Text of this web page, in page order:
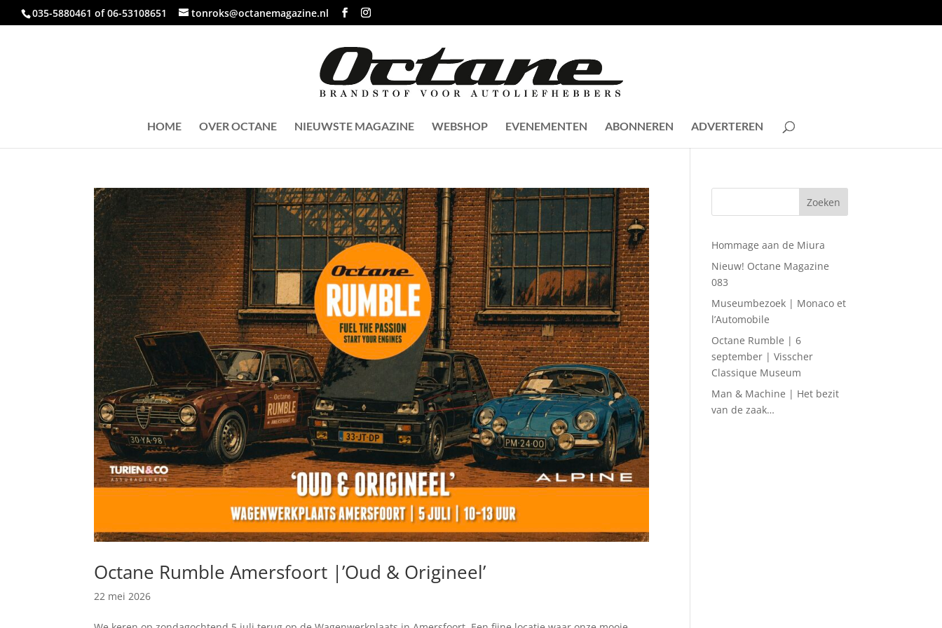
035-5880461 of 06-53108651 tonroks@octanemagazine.nl
HOME OVER OCTANE NIEUWSTE MAGAZINE WEBSHOP EVENEMENTEN ABONNEREN ADVERTEREN
Octane Rumble Amersfoort |’Oud & Origineel’
22 mei 2026
Hommage aan de Miura
Nieuw! Octane Magazine
083
Museumbezoek | Monaco et
l’Automobile
Octane Rumble | 6
september | Visscher
Classique Museum
Man & Machine | Het bezit
van de zaak…